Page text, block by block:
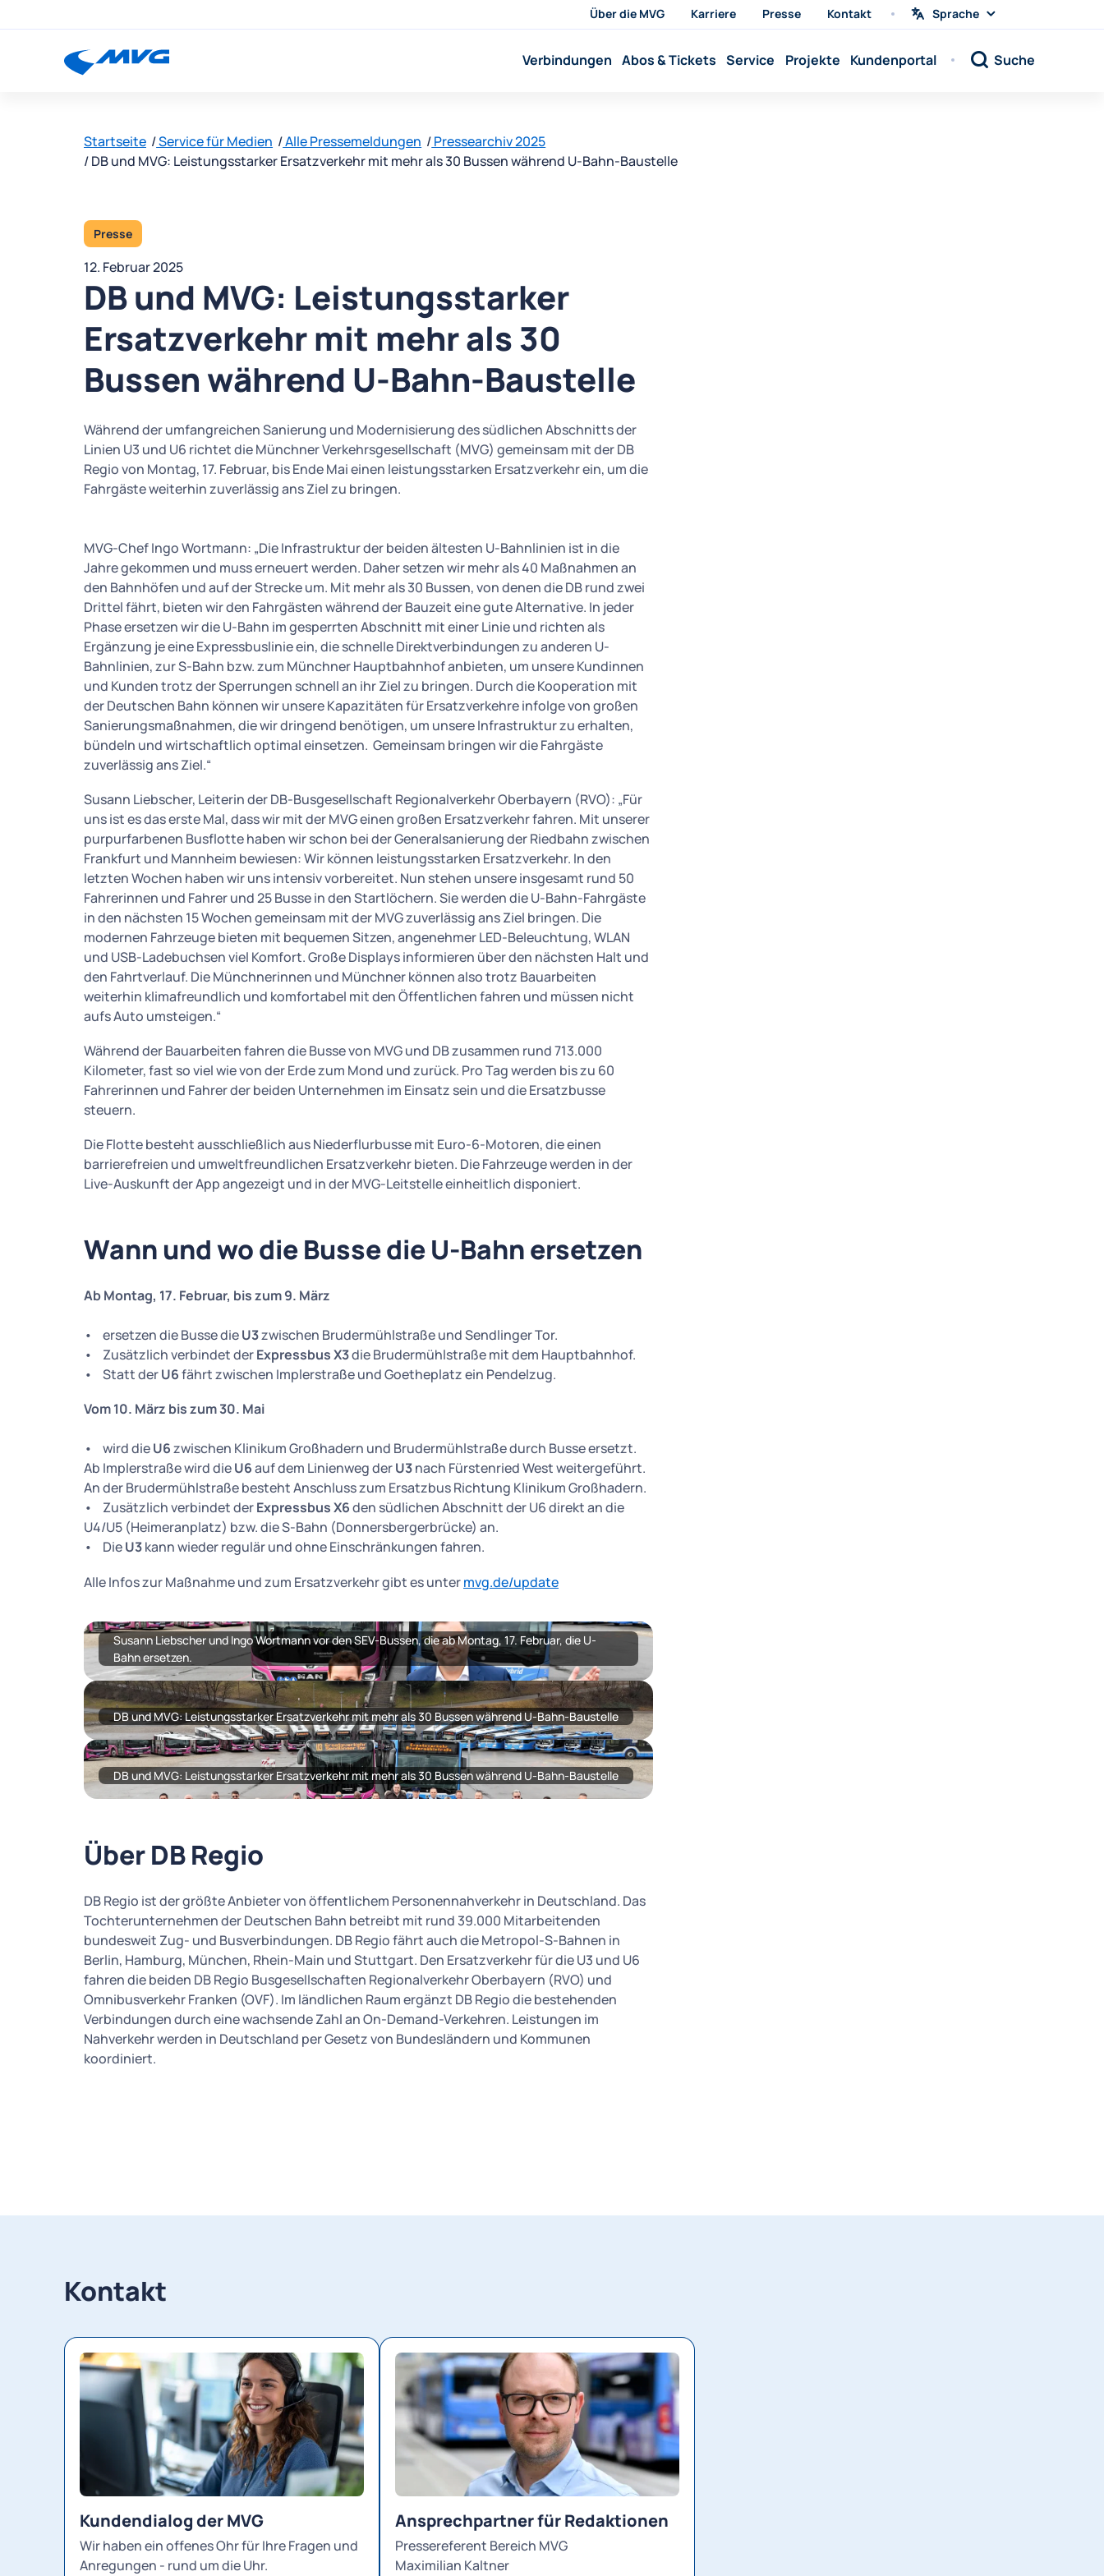
Über die MVG Karriere Presse Kontakt
Sprache
Sprache
Verbindungen Abos & Tickets Service Projekte Kundenportal Suche
Startseite Service für Medien Alle Pressemeldungen
Pressearchiv 2025
DB und MVG: Leistungsstarker Ersatzverkehr mit mehr als 30 Bussen während U-Bahn-Baustelle
Presse
12. Februar 2025
DB und MVG: Leistungsstarker
Ersatzverkehr mit mehr als 30
Bussen während U-Bahn-Baustelle
Während der umfangreichen Sanierung und Modernisierung des südlichen Abschnitts der
Linien U3 und U6 richtet die Münchner Verkehrsgesellschaft (MVG) gemeinsam mit der DB
Regio von Montag, 17. Februar, bis Ende Mai einen leistungsstarken Ersatzverkehr ein, um die
Fahrgäste weiterhin zuverlässig ans Ziel zu bringen.
MVG-Chef Ingo Wortmann: „Die Infrastruktur der beiden ältesten U-Bahnlinien ist in die
Jahre gekommen und muss erneuert werden. Daher setzen wir mehr als 40 Maßnahmen an
den Bahnhöfen und auf der Strecke um. Mit mehr als 30 Bussen, von denen die DB rund zwei
Drittel fährt, bieten wir den Fahrgästen während der Bauzeit eine gute Alternative. In jeder
Phase ersetzen wir die U-Bahn im gesperrten Abschnitt mit einer Linie und richten als
Ergänzung je eine Expressbuslinie ein, die schnelle Direktverbindungen zu anderen U-
Bahnlinien, zur S-Bahn bzw. zum Münchner Hauptbahnhof anbieten, um unsere Kundinnen
und Kunden trotz der Sperrungen schnell an ihr Ziel zu bringen. Durch die Kooperation mit
der Deutschen Bahn können wir unsere Kapazitäten für Ersatzverkehre infolge von großen
Sanierungsmaßnahmen, die wir dringend benötigen, um unsere Infrastruktur zu erhalten,
bündeln und wirtschaftlich optimal einsetzen. Gemeinsam bringen wir die Fahrgäste
zuverlässig ans Ziel.“
Susann Liebscher, Leiterin der DB-Busgesellschaft Regionalverkehr Oberbayern (RVO): „Für
uns ist es das erste Mal, dass wir mit der MVG einen großen Ersatzverkehr fahren. Mit unserer
purpurfarbenen Busflotte haben wir schon bei der Generalsanierung der Riedbahn zwischen
Frankfurt und Mannheim bewiesen: Wir können leistungsstarken Ersatzverkehr. In den
letzten Wochen haben wir uns intensiv vorbereitet. Nun stehen unsere insgesamt rund 50
Fahrerinnen und Fahrer und 25 Busse in den Startlöchern. Sie werden die U-Bahn-Fahrgäste
in den nächsten 15 Wochen gemeinsam mit der MVG zuverlässig ans Ziel bringen. Die
modernen Fahrzeuge bieten mit bequemen Sitzen, angenehmer LED-Beleuchtung, WLAN
und USB-Ladebuchsen viel Komfort. Große Displays informieren über den nächsten Halt und
den Fahrtverlauf. Die Münchnerinnen und Münchner können also trotz Bauarbeiten
weiterhin klimafreundlich und komfortabel mit den Öffentlichen fahren und müssen nicht
aufs Auto umsteigen.“
Während der Bauarbeiten fahren die Busse von MVG und DB zusammen rund 713.000
Kilometer, fast so viel wie von der Erde zum Mond und zurück. Pro Tag werden bis zu 60
Fahrerinnen und Fahrer der beiden Unternehmen im Einsatz sein und die Ersatzbusse
steuern.
Die Flotte besteht ausschließlich aus Niederflurbusse mit Euro-6-Motoren, die einen
barrierefreien und umweltfreundlichen Ersatzverkehr bieten. Die Fahrzeuge werden in der
Live-Auskunft der App angezeigt und in der MVG-Leitstelle einheitlich disponiert.
Wann und wo die Busse die U-Bahn ersetzen
Ab Montag, 17. Februar, bis zum 9. März
• ersetzen die Busse dieU3zwischen Brudermühlstraße und Sendlinger Tor.
• Zusätzlich verbindet derExpressbus X3die Brudermühlstraße mit dem Hauptbahnhof.
• Statt derU6fährt zwischen Implerstraße und Goetheplatz ein Pendelzug.
Vom 10. März bis zum 30. Mai
• wird dieU6zwischen Klinikum Großhadern und Brudermühlstraße durch Busse ersetzt.
Ab Implerstraße wird dieU6auf dem Linienweg derU3nach Fürstenried West weitergeführt.
An der Brudermühlstraße besteht Anschluss zum Ersatzbus Richtung Klinikum Großhadern.
• Zusätzlich verbindet derExpressbus X6den südlichen Abschnitt der U6 direkt an die
U4/U5 (Heimeranplatz) bzw. die S-Bahn (Donnersbergerbrücke) an.
• DieU3kann wieder regulär und ohne Einschränkungen fahren.
Alle Infos zur Maßnahme und zum Ersatzverkehr gibt es untermvg.de/update
Susann Liebscher und Ingo Wortmann vor den SEV-Bussen, die ab Montag, 17. Februar, die U-
Bahn ersetzen.
DB und MVG: Leistungsstarker Ersatzverkehr mit mehr als 30 Bussen während U-Bahn-Baustelle
DB und MVG: Leistungsstarker Ersatzverkehr mit mehr als 30 Bussen während U-Bahn-Baustelle
Über DB Regio
DB Regio ist der größte Anbieter von öffentlichem Personennahverkehr in Deutschland. Das
Tochterunternehmen der Deutschen Bahn betreibt mit rund 39.000 Mitarbeitenden
bundesweit Zug- und Busverbindungen. DB Regio fährt auch die Metropol-S-Bahnen in
Berlin, Hamburg, München, Rhein-Main und Stuttgart. Den Ersatzverkehr für die U3 und U6
fahren die beiden DB Regio Busgesellschaften Regionalverkehr Oberbayern (RVO) und
Omnibusverkehr Franken (OVF). Im ländlichen Raum ergänzt DB Regio die bestehenden
Verbindungen durch eine wachsende Zahl an On-Demand-Verkehren. Leistungen im
Nahverkehr werden in Deutschland per Gesetz von Bundesländern und Kommunen
koordiniert.
Kontakt
Kundendialog der MVG
Wir haben ein offenes Ohr für Ihre Fragen und
Anregungen - rund um die Uhr.
Ansprechpartner für Redaktionen
Pressereferent Bereich MVG
Maximilian Kaltner